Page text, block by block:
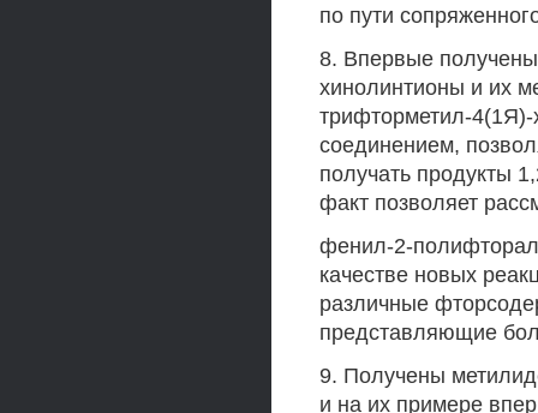
по пути
8. Впервые
хинолинтионы и их
трифторметил-4(1Я)-
соединением,
получать продукты
факт позволяет
фенил-2-
качестве новых
различные
представляющие
9. Получены
и на их примере